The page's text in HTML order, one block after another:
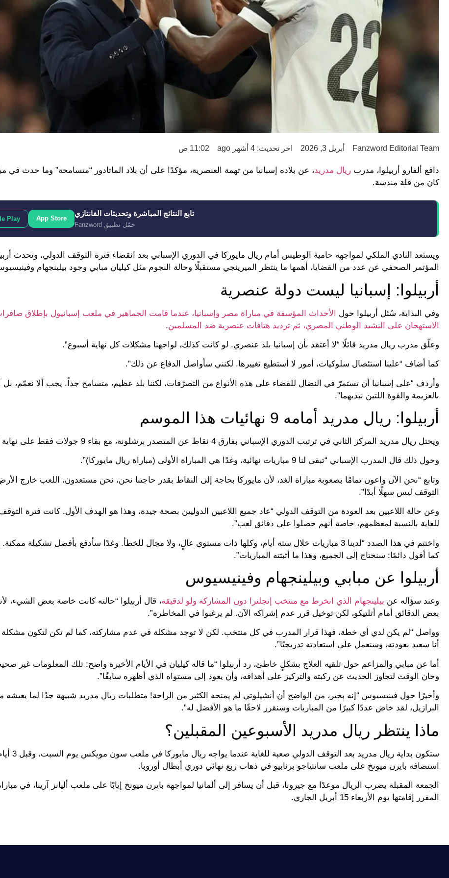
Fanzword Editorial Team أبريل 3, 2026 اخر تحديث: 4 أشهر ago 11:02 ص
دافع ألفارو أربيلوا، مدرب ريال مدريد، عن بلاده إسبانيا من تهمة العنصرية، مؤكدًا على أن بلاد الماتادور “متسامحة” وما حدث في
كان من قلة مندسة.
تابع النتائج المباشرة وتحديثات الفانتازي
حمّل تطبيق Fanzword
App Store
Play
ويستعد النادي الملكي لمواجهة حامية الوطيس أمام ريال مايوركا في الدوري الإسباني بعد انقضاء فترة التوقف الدولي، وتحدث
المؤتمر الصحفي عن عدد من القضايا، أهمها ما ينتظر الميرينجي مستقبلًا وحالة النجوم مثل كيليان مبابي وجود بيلينجهام
أربيلوا: إسبانيا ليست دولة عنصرية
وفي البداية، سُئل أربيلوا حول
الأحداث المؤسفة في مباراة مصر وإسبانيا، عندما قامت الجماهير في ملعب إسبانيول بإطلاق
الاستهجان على النشيد الوطني المصري، ثم ترديد هتافات عنصرية ضد المسلمين.
وعلّق مدرب ريال مدريد قائلًا “لا أعتقد بأن إسبانيا بلد عنصري. لو كانت كذلك، لواجهنا مشكلات كل نهاية أسبوع”.
كما أضاف “علينا استئصال سلوكيات، أمور لا أستطيع تغييرها. لكنني سأواصل الدفاع عن ذلك”.
وأردف “على إسبانيا أن تستمرّ في النضال للقضاء على هذه الأنواع من التصرّفات، لكننا بلد عظيم، متسامح جداً. يجب ألا نعمّم،
بالعزيمة والقوة اللتين نبديهما”.
أربيلوا: ريال مدريد أمامه 9 نهائيات هذا الموسم
ويحتل ريال مدريد المركز الثاني في ترتيب الدوري الإسباني بفارق 4 نقاط عن المتصدر برشلونة، مع بقاء 9 جولات فقط على نهاية الليجا.
وحول ذلك قال المدرب الإسباني “تبقى لنا 9 مباريات نهائية، وغدًا هي المباراة الأولى (مباراة ريال مايوركا)”.
وتابع “نحن الآن واعون تمامًا بصعوبة مباراة الغد، لأن مايوركا بحاجة إلى النقاط بقدر حاجتنا نحن، نحن مستعدون، اللعب خارج
التوقف ليس سهلًا أبدًا”.
وعن حالة اللاعبين بعد العودة من التوقف الدولي “عاد جميع اللاعبين الدوليين بصحة جيدة، وهذا هو الهدف الأول. كانت فترة التوقف
للغاية بالنسبة لمعظمهم، خاصة أنهم حصلوا على دقائق لعب”.
واختتم في هذا الصدد “لدينا 3 مباريات خلال ستة أيام، وكلها ذات مستوى عالٍ، ولا مجال للخطأ. وغدًا سأدفع بأفضل تشكيلة
كما أقول دائمًا: سنحتاج إلى الجميع، وهذا ما أثبتته المباريات”.
أربيلوا عن مبابي وبيلينجهام وفينيسيوس
وعند سؤاله عن بيلينجهام الذي انخرط مع منتخب إنجلترا دون المشاركة ولو لدقيقة، قال أربيلوا “حالته كانت خاصة بعض الشيء،
بعض الدقائق أمام أتلتيكو، لكن توخيل قرر عدم إشراكه الآن. لم يرغبوا في المخاطرة”.
وواصل “لم يكن لدي أي خطة، فهذا قرار المدرب في كل منتخب. لكن لا توجد مشكلة في عدم مشاركته، كما لم تكن لتكون
أنا سعيد بعودته، وسنعمل على استعادته تدريجيًا”.
أما عن مبابي والمزاعم حول تلقيه العلاج بشكلٍ خاطئ، رد أربيلوا “ما قاله كيليان في الأيام الأخيرة واضح: تلك المعلومات غير
وحان الوقت لتجاوز الحديث عن ركبته والتركيز على أهدافه، وأن يعود إلى مستواه الذي أظهره سابقًا”.
وأخيرًا حول فينيسيوس “إنه بخير، من الواضح أن أنشيلوتي لم يمنحه الكثير من الراحة! متطلبات ريال مدريد شبيهة جدًا لما يعيشه
البرازيل، لقد خاض عددًا كبيرًا من المباريات وسنقرر لاحقًا ما هو الأفضل له”.
ماذا ينتظر ريال مدريد الأسبوعين المقبلين؟
ستكون بداية ريال
استضافة بايرن ميونخ على ملعب سانتياجو برنابيو في ذهاب ربع نهائي دوري أبطال أوروبا.
الجمعة المقبلة يضرب الريال موعدًا مع جيرونا، قبل أن يسافر إلى ألمانيا لمواجهة بايرن ميونخ إيابًا على ملعب أليانز آرينا، في
المقرر إقامتها يوم الأربعاء 15 أبريل الجاري.